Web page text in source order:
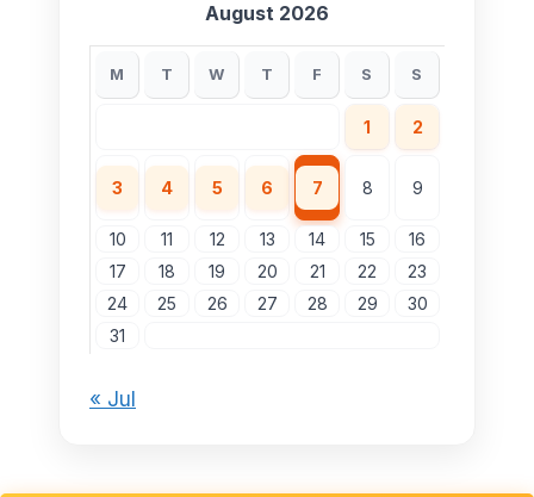
August 2026
M T W T F S S
1 2
3 4 5 6 7 8 9
10 11 12 13 14 15
16
17
18 19 20 21 22
23
24
25 26 27 28 29
30
31
« Jul